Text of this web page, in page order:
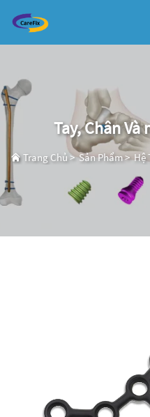
Tay, Chân Và
Trang Chủ>Sản Phẩm>Hệ